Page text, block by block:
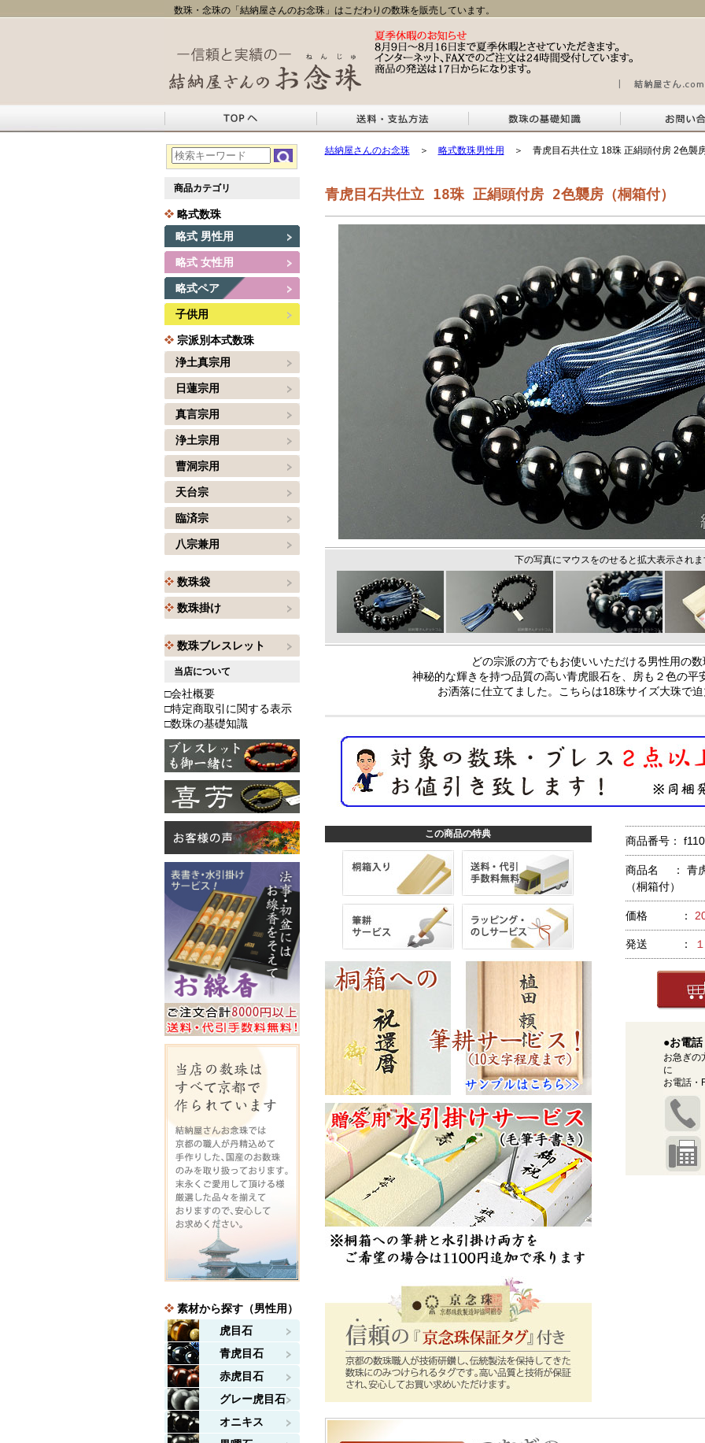
数珠・念珠の「結納屋さんのお念珠」はこだわりの数珠を販売しています。
結納屋さんのお念珠＞ 略式数珠男性用 ＞ 青虎目石共仕立 18珠 正絹頭付房 2色襲
青虎目石共仕立 18珠 正絹頭付房 2色襲房（桐箱付）
下の写真にマウスをのせると拡大表示されま
どの宗派の方でもお使いいただける男性用の
神秘的な輝きを持つ品質の高い青虎眼石を、房も２色の平
お洒落に仕立てました。こちらは18珠サイズ大珠で
この商品の特典
商品番号：
商品名 ： 青虎
（桐箱付）
価格 ：
発送 ：
●お電
お急ぎの
に
お電話・
商品カテゴリ
略式数珠
略式 男性用
略式 女性用
略式ペア
子供用
宗派別本式数珠
浄土真宗用
日蓮宗用
真言宗用
浄土宗用
曹洞宗用
天台宗
臨済宗
八宗兼用
数珠袋
数珠掛け
数珠ブレスレット
当店について
□会社概要
□特定商取引に関する表示
□数珠の基礎知識
素材から探す（男性用）
虎目石
青虎目石
赤虎目石
グレー虎目石
オニキス